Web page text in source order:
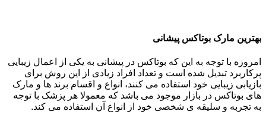
بهترین مارک بوتاکس پیشانی
امروزه با توجه به این که بوتاکس در پیشانی به یکی از اعمال زیبایی
پرکاربرد تبدیل شده است و تعداد افراد زیادی از این روش برای
بازیابی زیبایی خود استفاده می کنند، انواع و اقسام برند ها و مارک
های بوتاکس در بازار موجود می باشد که معمولا هر پزشک با توجه
به تجربه و سلیقه ی شخصی خود از انواع آن استفاده می کند.